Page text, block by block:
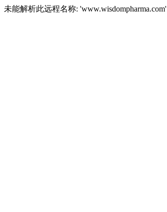
未能解析此远程名称: 'www.wisdompharma.com'